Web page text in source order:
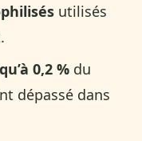
utilisés
0,2 % du
dépassé dans